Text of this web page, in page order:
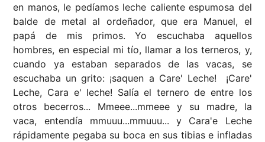
en manos, le pedíamos leche caliente espumosa del
balde de metal al ordeñador, que era Manuel, el
papá de mis primos. Yo escuchaba aquellos
hombres, en especial mi tío, llamar a los terneros, y,
cuando ya estaban separados de las vacas, se
escuchaba un grito: ¡saquen a Care' Leche! ¡Care'
Leche, Cara e' leche! Salía el ternero de entre los
otros becerros... Mmeee...mmeee y su madre, la
vaca, entendía mmuuu...mmuuu... y Cara'e Leche
rápidamente pegaba su boca en sus tibias e infladas